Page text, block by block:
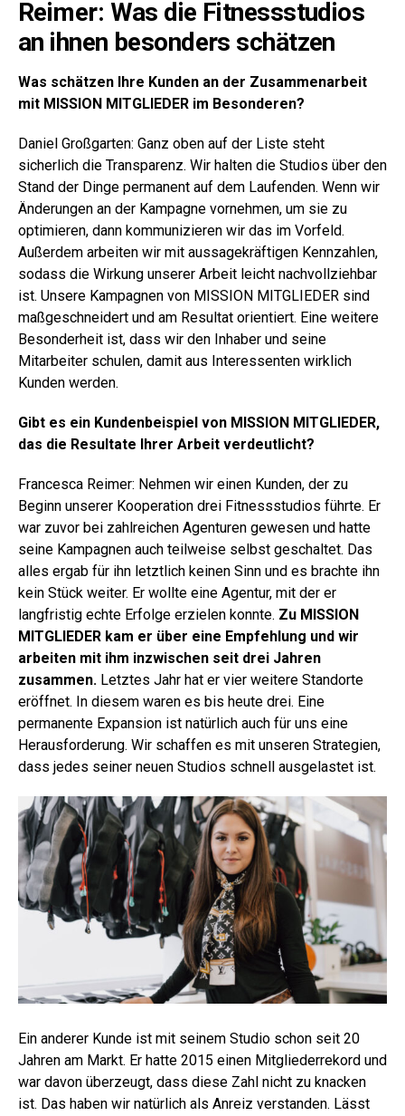
Reimer: Was die Fitnessstudios
an ihnen besonders schätzen
Was schätzen Ihre Kunden an der Zusammenarbeit
mit MISSION MITGLIEDER im Besonderen?
Daniel Großgarten: Ganz oben auf der Liste steht
sicherlich die Transparenz. Wir halten die Studios über den
Stand der Dinge permanent auf dem Laufenden. Wenn wir
Änderungen an der Kampagne vornehmen, um sie zu
optimieren, dann kommunizieren wir das im Vorfeld.
Außerdem arbeiten wir mit aussagekräftigen Kennzahlen,
sodass die Wirkung unserer Arbeit leicht nachvollziehbar
ist. Unsere Kampagnen von MISSION MITGLIEDER sind
maßgeschneidert und am Resultat orientiert. Eine weitere
Besonderheit ist, dass wir den Inhaber und seine
Mitarbeiter schulen, damit aus Interessenten wirklich
Kunden werden.
Gibt es ein Kundenbeispiel von MISSION MITGLIEDER,
das die Resultate Ihrer Arbeit verdeutlicht?
Francesca Reimer: Nehmen wir einen Kunden, der zu
Beginn unserer Kooperation drei Fitnessstudios führte. Er
war zuvor bei zahlreichen Agenturen gewesen und hatte
seine Kampagnen auch teilweise selbst geschaltet. Das
alles ergab für ihn letztlich keinen Sinn und es brachte ihn
kein Stück weiter. Er wollte eine Agentur, mit der er
langfristig echte Erfolge erzielen konnte. Zu MISSION
MITGLIEDER kam er über eine Empfehlung und wir
arbeiten mit ihm inzwischen seit drei Jahren
zusammen. Letztes Jahr hat er vier weitere Standorte
eröffnet. In diesem waren es bis heute drei. Eine
permanente Expansion ist natürlich auch für uns eine
Herausforderung. Wir schaffen es mit unseren Strategien,
dass jedes seiner neuen Studios schnell ausgelastet ist.
Ein anderer Kunde ist mit seinem Studio schon seit 20
Jahren am Markt. Er hatte 2015 einen Mitgliederrekord und
war davon überzeugt, dass diese Zahl nicht zu knacken
ist. Das haben wir natürlich als Anreiz verstanden. Lässt